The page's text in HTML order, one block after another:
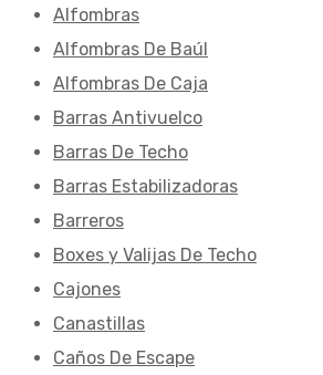
Alfombras
Alfombras De Baúl
Alfombras De Caja
Barras Antivuelco
Barras De Techo
Barras Estabilizadoras
Barreros
Boxes y Valijas De Techo
Cajones
Canastillas
Caños De Escape